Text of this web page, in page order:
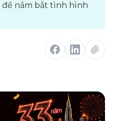
để nắm bắt tình hình